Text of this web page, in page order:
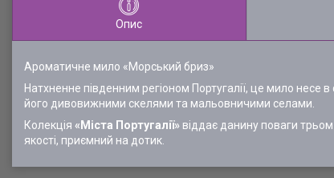
Опис
Ароматичне мило «Морський бриз»
Натхненне південним регіоном Португалії, це мило несе
його дивовижними скелями та мальовничими селами.
Колекція «Міста Португалії» віддає данину поваги
якості, приємний на дотик.